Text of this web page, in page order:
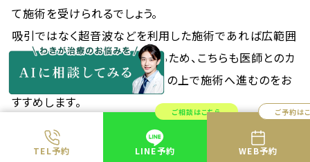
TEL予約
ご相談はこちら
LINE予約
ご予約は
WEB予約
て施術を受けられるでしょう。
吸引ではなく超音波などを利用した施術であれば広範囲
に行うことも可能な場合があるため、こちらも医師とのカ
ウンセリングでよく確認し、納得の上で施術へ進むのをお
すすめします。
大量吸引はしない